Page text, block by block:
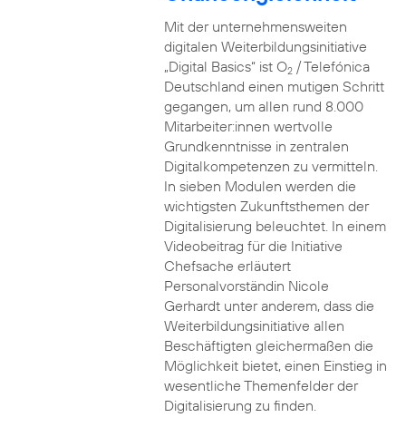
Mit der unternehmensweiten
digitalen Weiterbildungsinitiative
„Digital Basics“ ist O2/ Telefónica
Deutschland einen mutigen Schritt
gegangen, um allen rund 8.000
Mitarbeiter:innen wertvolle
Grundkenntnisse in zentralen
Digitalkompetenzen zu vermitteln.
In sieben Modulen werden die
wichtigsten Zukunftsthemen der
Digitalisierung beleuchtet. In einem
Videobeitrag für die Initiative
Chefsache erläutert
Personalvorständin Nicole
Gerhardt unter anderem, dass die
Weiterbildungsinitiative allen
Beschäftigten gleichermaßen die
Möglichkeit bietet, einen Einstieg in
wesentliche Themenfelder der
Digitalisierung zu finden.